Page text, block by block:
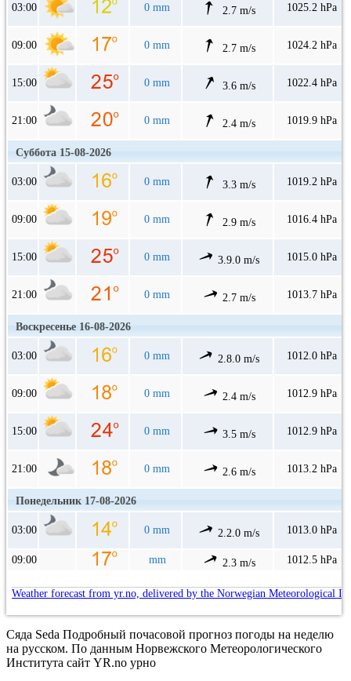
03:00 0 mm 2.7 m/s 1025.2 hPa
09:00 0 mm 2.7 m/s 1024.2 hPa
15:00 0 mm 3.6 m/s 1022.4 hPa
21:00 0 mm 2.4 m/s 1019.9 hPa
Суббота 15-08-2026
03:00 0 mm 3.3 m/s 1019.2 hPa
09:00 0 mm 2.9 m/s 1016.4 hPa
15:00 0 mm 3.9.0 m/s 1015.0 hPa
21:00 0 mm 2.7 m/s 1013.7 hPa
Воскресенье 16-08-2026
03:00 0 mm 2.8.0 m/s 1012.0 hPa
09:00 0 mm 2.4 m/s 1012.9 hPa
15:00 0 mm 3.5 m/s 1012.9 hPa
21:00 0 mm 2.6 m/s 1013.2 hPa
Понедельник 17-08-2026
03:00 0 mm 2.2.0 m/s 1013.0 hPa
09:00 mm 2.3 m/s 1012.5 hPa
Weather forecast from yr.no, delivered by the Norwegian Meteorological
Сяда Seda Подробный почасовой прогноз погоды на неделю
на русском. По данным Норвежского Метеорологического
Института сайт YR.no урно